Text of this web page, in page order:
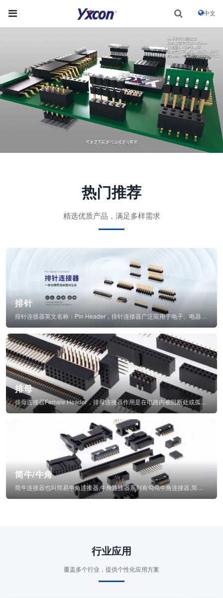
中文
热门推荐
精选优质产品，满足多样需求
排针
排母
排母连接器Female Header，排母连接器作用是在电路内被阻断处或孤立不通...
简牛/牛角
行业应用
覆盖多个行业，提供个性化应用方案